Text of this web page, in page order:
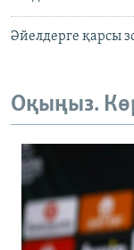
Әйелдерге қарсы
Оқыңыз.